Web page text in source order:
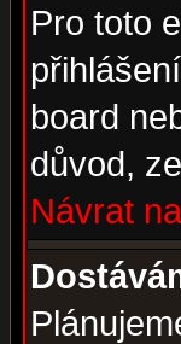
Pro toto
board
důvod,
Návrat